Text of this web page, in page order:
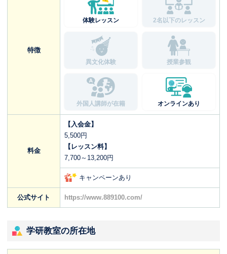
特徴
体験レッスン 2名以下のレッスン
異文化体験 授業参観
外国人講師が在籍 オンラインあり
料金
【入会金】
5,500円
【レッスン料】
7,700～13,200円
キャンペーンあり
公式サイト https://www.889100.com/
学研教室の所在地